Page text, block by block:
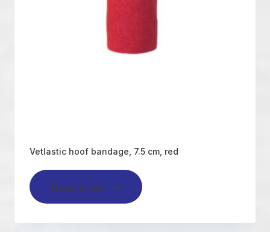
Vetlastic hoof bandage, 7.5 cm, red
Read more